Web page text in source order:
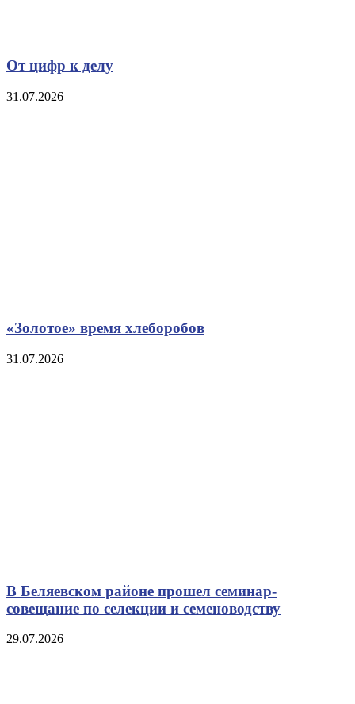
От цифр к делу
31.07.2026
«Золотое» время хлеборобов
31.07.2026
В Беляевском районе прошел семинар-
совещание по селекции и семеноводству
29.07.2026